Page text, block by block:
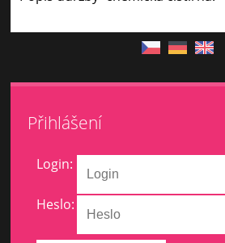
Přihlášení
Login:
Heslo: